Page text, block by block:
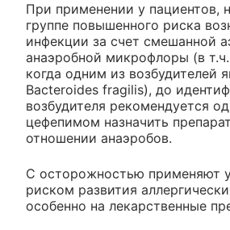
При применении у пациентов,
группе повышенного риска
инфекции за счет смешанной
анаэробной микрофлоры (в т.ч.
когда одним из возбудителей
Bacteroides fragilis), до
возбудителя рекомендуется
цефепимом назначить
отношении анаэробов.
С осторожностью применяют
риском развития
особенно на лекарственные